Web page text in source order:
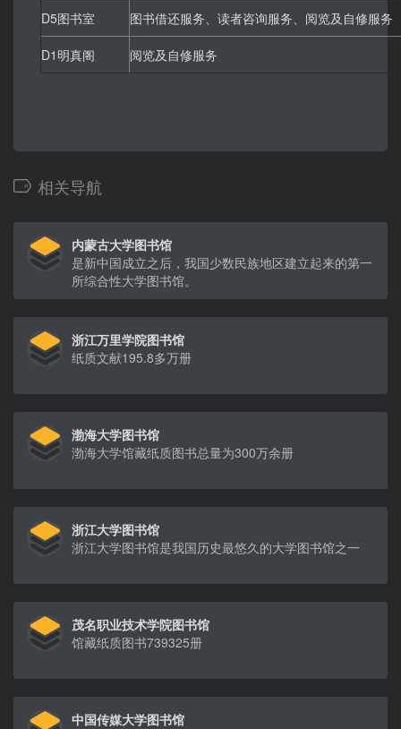
D5图书室
图书借还服务、读者咨询服务、阅览及自修服务
D1明真阁 阅览及自修服务
相关导航
内蒙古大学图书馆
是新中国成立之后，我国少数民族地区建立起来的第一
所综合性大学图书馆。
浙江万里学院图书馆
纸质文献195.8多万册
渤海大学图书馆
渤海大学馆藏纸质图书总量为300万余册
浙江大学图书馆
浙江大学图书馆是我国历史最悠久的大学图书馆之一
茂名职业技术学院图书馆
馆藏纸质图书739325册
中国传媒大学图书馆